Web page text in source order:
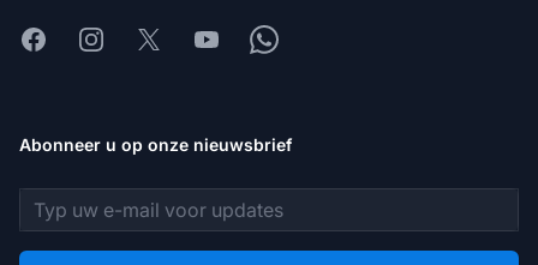
FacebookInstagram
X YoutubeWhatsapp
Abonneer u op onze nieuwsbrief
E-mailadres